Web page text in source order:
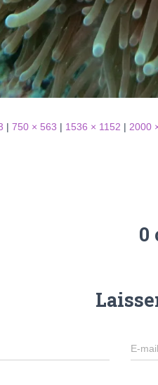
| 750 × 563 | 1536 × 1152 | 2000
0
E-